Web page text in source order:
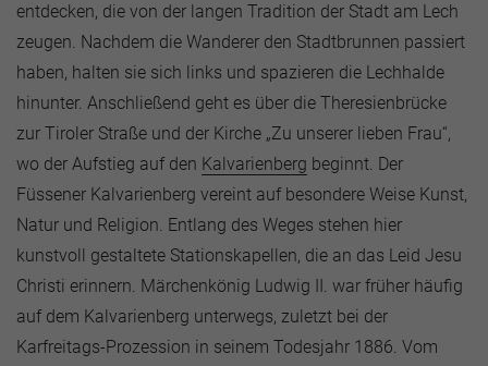
entdecken, die von der langen Tradition der Stadt am Lech
zeugen. Nachdem die Wanderer den Stadtbrunnen passiert
haben, halten sie sich links und spazieren die Lechhalde
hinunter. Anschließend geht es über die Theresienbrücke
zur Tiroler Straße und der Kirche „Zu unserer lieben Frau“,
wo der Aufstieg auf den Kalvarienberg beginnt. Der
Füssener Kalvarienberg vereint auf besondere Weise Kunst,
Natur und Religion. Entlang des Weges stehen hier
kunstvoll gestaltete Stationskapellen, die an das Leid Jesu
Christi erinnern. Märchenkönig Ludwig II. war früher häufig
auf dem Kalvarienberg unterwegs, zuletzt bei der
Karfreitags-Prozession in seinem Todesjahr 1886. Vom